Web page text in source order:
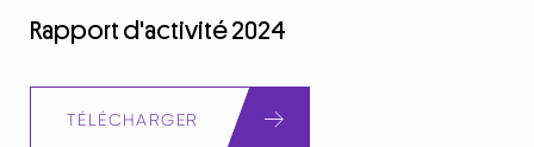
Rapport d'activité 2024
TÉLÉCHARGER